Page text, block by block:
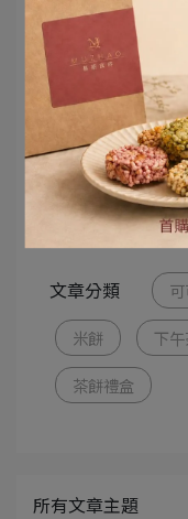
粹可可茶醬香米餅
在福壽山農場湖
秋天的涼意喝著
心喔!!
文章出處：森の
文章分類
米餅 下
茶餅禮盒
所有文章主題